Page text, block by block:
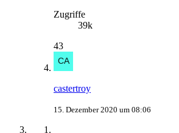
Zugriffe
39k
43
castertroy
15. Dezember 2020 um 08:06